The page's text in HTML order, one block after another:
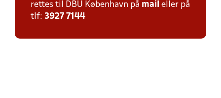
rettes til DBU København på mail eller på
tlf: 3927 7144